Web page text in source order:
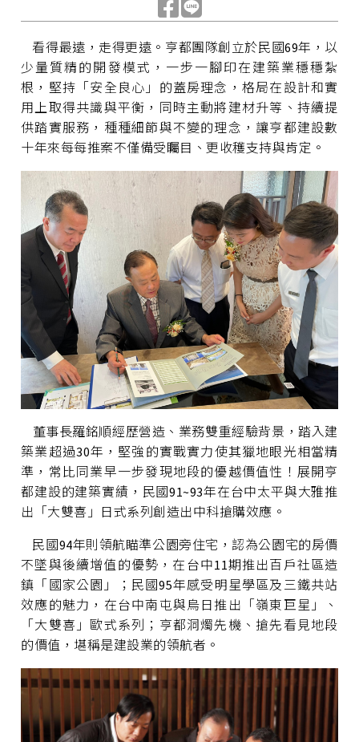
看得最遠，走得更遠。亨都團隊創立於民國69年，以
少量質精的開發模式，一步一腳印在建築業穩穩紮
根，堅持「安全良心」的蓋房理念，格局在設計和實
用上取得共識與平衡，同時主動將建材升等、持續提
供踏實服務，種種細節與不變的理念，讓亨都建設數
十年來每每推案不僅備受矚目、更收穫支持與肯定。
董事長羅銘順經歷營造、業務雙重經驗背景，踏入建
築業超過30年，堅強的實戰實力使其獵地眼光相當精
準，常比同業早一步發現地段的優越價值性！展開亨
都建設的建築實績，民國91~93年在台中太平與大雅推
出「大雙喜」日式系列創造出中科搶購效應。
民國94年則領航瞄準公園旁住宅，認為公園宅的房價
不墜與後續增值的優勢，在台中11期推出百戶社區造
鎮「國家公園」；民國95年感受明星學區及三鐵共站
效應的魅力，在台中南屯與烏日推出「嶺東巨星」、
「大雙喜」歐式系列；亨都洞燭先機、搶先看見地段
的價值，堪稱是建設業的領航者。